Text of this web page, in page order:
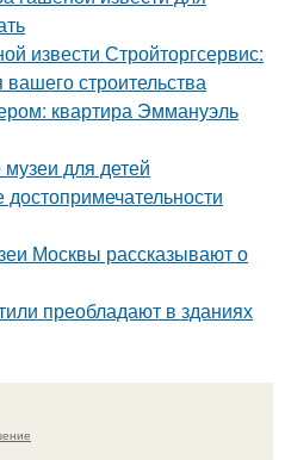
извести Стройторгсервис:
строительства
квартира Эммануэль
для детей
Москвы рассказывают о
преобладают в зданиях